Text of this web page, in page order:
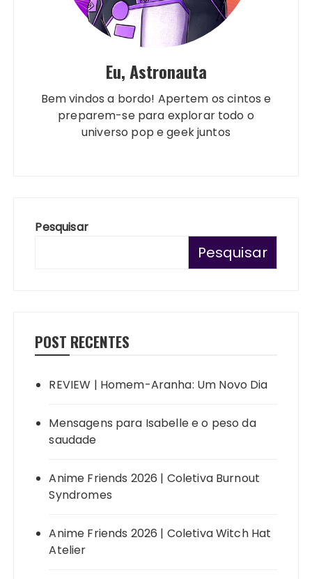
Eu, Astronauta
Bem vindos a bordo! Apertem os cintos e
preparem-se para explorar todo o
universo pop e geek juntos
Pesquisar
Pesquisar
POST RECENTES
REVIEW | Homem-Aranha: Um Novo Dia
Mensagens para Isabelle e o peso da
saudade
Anime Friends 2026 | Coletiva Burnout
Syndromes
Anime Friends 2026 | Coletiva Witch Hat
Atelier